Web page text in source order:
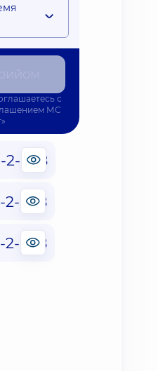
с
МС
2-888
2-888
2-888